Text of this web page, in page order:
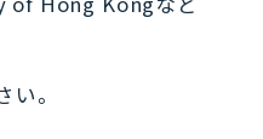
。